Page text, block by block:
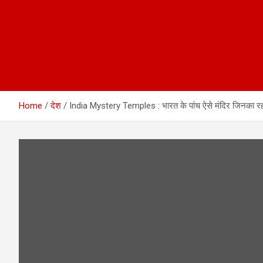
Home देश India Mystery Temples : भारत के पांच ऐसे मंदिर जिनका